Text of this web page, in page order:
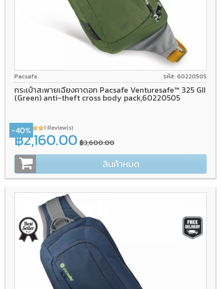
Pacsafe รหัส: 60220505
กระเป๋าสะพายเฉียงคาดอก Pacsafe Venturesafe™ 325 GII
(Green) anti-theft cross body pack,60220505
1 Review(s)
-40%
฿2,160.00 ฿3,600.00
สินค้าหมด